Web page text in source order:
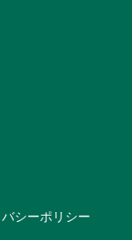
シーポリシー